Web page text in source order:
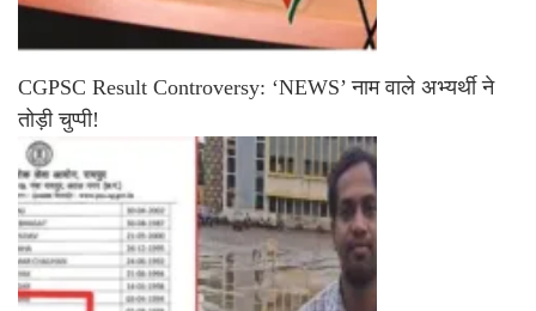
CGPSC Result Controversy: ‘NEWS’ नाम वाले अभ्यर्थी ने
तोड़ी चुप्पी!